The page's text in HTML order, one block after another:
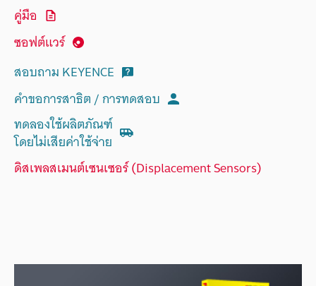
คู่มือ
ซอฟต์แวร์
สอบถาม KEYENCE
คำขอการสาธิต / การทดสอบ
ทดลองใช้ผลิตภัณฑ์
โดยไม่เสียค่าใช้จ่าย
ดิสเพลสเมนต์เซนเซอร์ (Displacement Sensors)